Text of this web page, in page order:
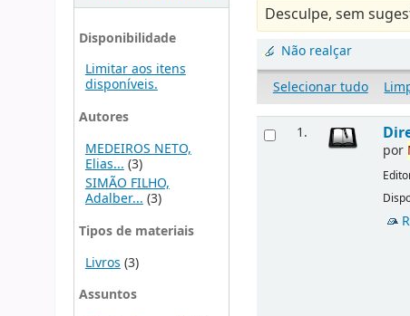
Disponibilidade
Limitar aos itens
disponíveis.
Autores
MEDEIROS NETO,
Elias... (3)
SIMÃO FILHO,
Adalber...(3)
Tipos de materiais
Livros (3)
Assuntos
Desculpe, sem
Não realçar
Selecionar tudo
1.
por